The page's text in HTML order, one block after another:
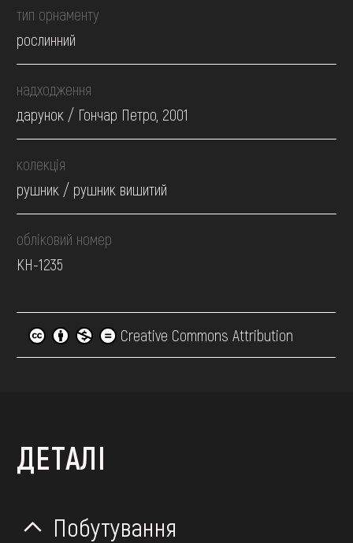
тип орнаменту
рослинний
надходження
дарунок / Гончар Петро, 2001
колекція
рушник / рушник вишитий
обліковий номер
КН-1235
Creative Commons Attribution
ДЕТАЛІ
Побутування